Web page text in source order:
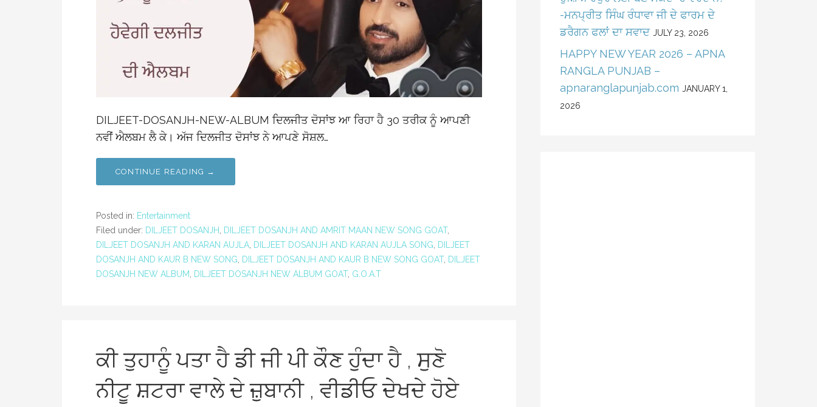
DILJEET-DOSANJH-NEW-ALBUM ਦਿਲਜੀਤ ਦੋਸਾਂਝ ਆ ਰਿਹਾ ਹੈ 30 ਤਰੀਕ ਨੂੰ ਆਪਣੀ
ਨਵੀਂ ਐਲਬਮ ਲੈ ਕੇ। ਅੱਜ ਦਿਲਜੀਤ ਦੋਸਾਂਝ ਨੇ ਆਪਣੇ ਸੋਸ਼ਲ…
CONTINUE READING →
Posted in: Entertainment
Filed under: DILJEET DOSANJH DILJEET DOSANJH AND AMRIT MAAN NEW SONG GOAT,
DILJEET DOSANJH AND KARAN AUJLA DILJEET DOSANJH AND KARAN AUJLA SONG
DILJEET
DOSANJH AND KAUR B NEW SONG
DILJEET DOSANJH AND KAUR B NEW SONG GOAT, DILJEET
DOSANJH NEW ALBUM
DILJEET DOSANJH NEW ALBUM GOAT, G.O.A.T
ਕੀ ਤੁਹਾਨੂੰ ਪਤਾ ਹੈ ਡੀ ਜੀ ਪੀ ਕੌਣ ਹੁੰਦਾ ਹੈ , ਸੁਣੋ
ਨੀਟੂ ਸ਼ਟਰਾ ਵਾਲੇ ਦੇ ਜ਼ੁਬਾਨੀ , ਵੀਡੀਓ ਦੇਖਦੇ ਹੋਏ
-ਮਨਪ੍ਰੀਤ ਸਿੰਘ ਰੰਧਾਵਾ ਜੀ ਦੇ ਫਾਰਮ ਦੇ
ਡਰੈਗਨ ਫਲਾਂ ਦਾ ਸਵਾਦ JULY 23, 2026
HAPPY NEW YEAR 2026 – APNA
RANGLA PUNJAB –
apnaranglapunjab.com JANUARY 1,
2026